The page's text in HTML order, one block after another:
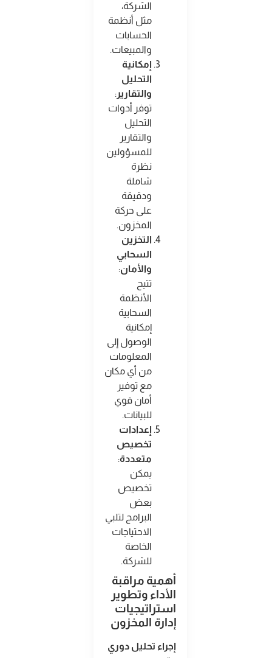
الشركة،
مثل أنظمة
الحسابات
والمبيعات.
إمكانية
التحليل
والتقارير:
توفر أدوات
التحليل
والتقارير
للمسؤولين
نظرة
شاملة
ودقيقة
على حركة
المخزون.
التخزين
السحابي
والأمان:
تتيح
الأنظمة
السحابية
إمكانية
الوصول إلى
المعلومات
من أي مكان
مع توفير
أمان قوي
للبيانات.
إعدادات
تخصيص
متعددة:
يمكن
تخصيص
بعض
البرامج لتلبي
الاحتياجات
الخاصة
للشركة.
أهمية مراقبة
الأداء وتطوير
استراتيجيات
إدارة المخزون
إجراء تحليل دوري